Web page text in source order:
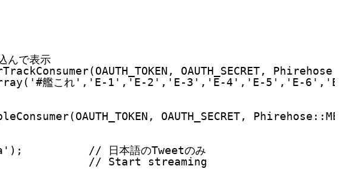
んで表示
OAUTH_SECRET,
艦これ','E-1','E-2','E-3','E-4','E-5','E-6','E-7'));
OAUTH_SECRET,
// 日本語のTweetのみ
// Start streaming